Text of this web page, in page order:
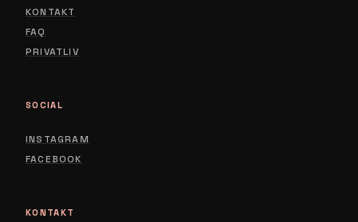
KONTAKT
FAQ
PRIVATLIVPRIVACY POLICY
SOCIAL
INSTAGRAM
FACEBOOK
KONTAKT